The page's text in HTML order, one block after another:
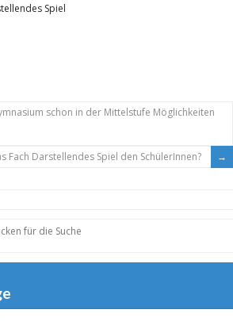
Spiel
schon in der Mittelstufe Möglichkeiten
Fach Darstellendes Spiel den SchülerInnen?